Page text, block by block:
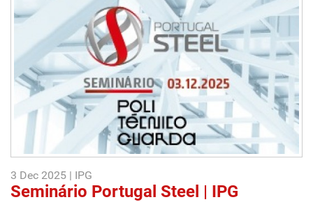
3 Dec 2025 | IPG
Seminário Portugal Steel | IPG